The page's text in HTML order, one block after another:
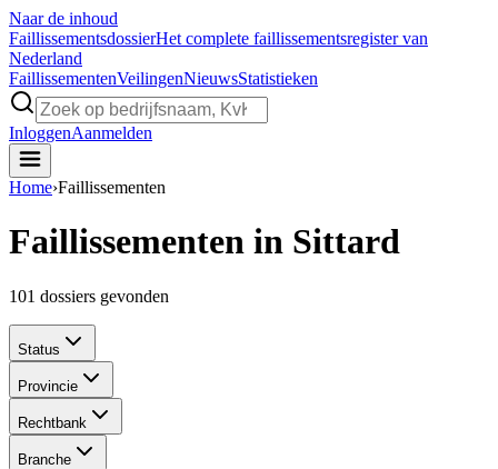
Naar de inhoud
FaillissementsdossierHet complete faillissementsregister van
Nederland
FaillissementenVeilingenNieuwsStatistieken
InloggenAanmelden
Home›Faillissementen
Faillissementen in Sittard
101 dossiers gevonden
Status
Provincie
Rechtbank
Branche